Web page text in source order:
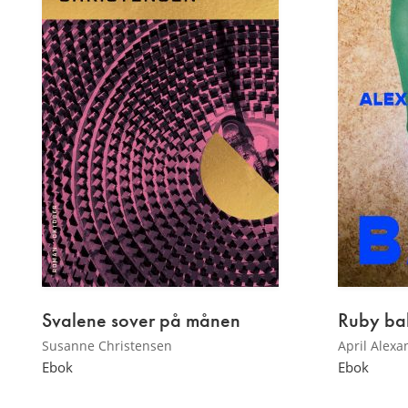
Svalene sover på månen
Susanne Christensen
Ebok
Ruby
April
Ebok